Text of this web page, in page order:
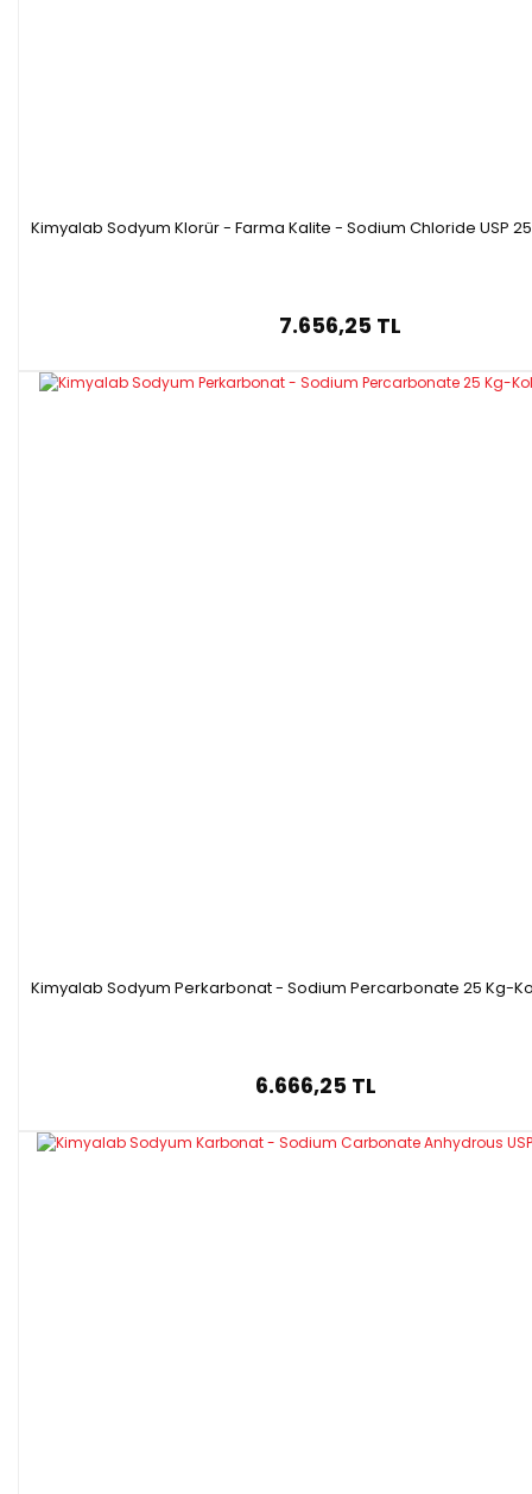
Kimyalab Sodyum Klorür - Farma Kalite - Sodium Chloride USP
7.656,25 TL
Kimyalab Sodyum Perkarbonat - Sodium Percarbonate 25 Kg-
6.666,25 TL